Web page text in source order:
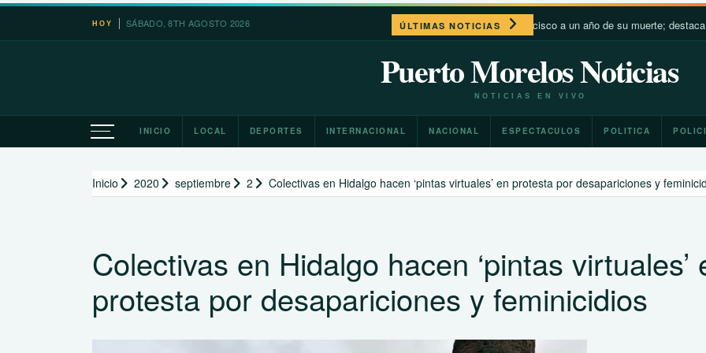
Saltar
HOY SÁBADO, 8TH AGOSTO 2026 ÚLTIMAS NOTICIAS
León XIV recuerda a Francisco a un año de su muerte; destaca su
Puerto Morelos Noticias
NOTICIAS EN VIVO
INICIO LOCAL DEPORTES INTERNACIONAL NACIONAL ESPECTACULOS POLITICA
Inicio 2020 septiembre 2 Colectivas en Hidalgo hacen ‘pintas virtuales’ en protesta por desapariciones y
Colectivas en Hidalgo hacen ‘pintas virtuales’
protesta por desapariciones y feminicidios